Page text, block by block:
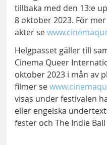
tillbaka med den 13:e
8 oktober 2023. För
akter se
Helgpasset gäller till
Cinema Queer
oktober 2023 i mån av
filmer se
visas under festivalen
eller engelska
fester och The Indie Ball